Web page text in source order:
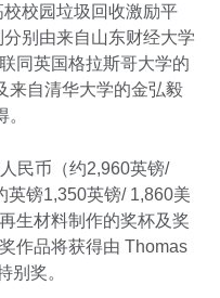
校园垃圾回收激励平
分别由来自山东财经大学
同英国格拉斯哥大学的
来自清华大学的金弘毅
民币（约2,960英镑/
英镑1,350英镑/ 1,860美
生材料制作的奖杯及奖
作品将获得由 Thomas
别奖。